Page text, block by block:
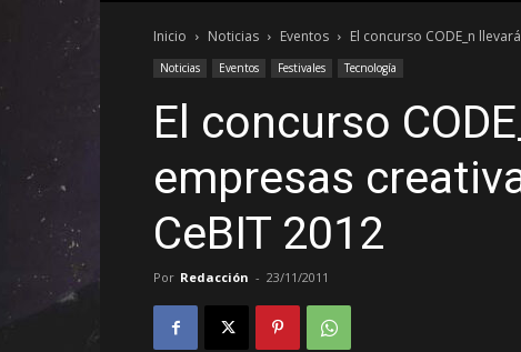
género
Inicio Noticias Eventos El concurso CODE_n
Noticias Eventos Festivales Tecnología
El concurso
empresas
CeBIT 2012
Por Redacción - 23/11/2011